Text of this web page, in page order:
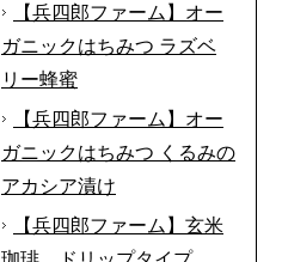
【兵四郎ファーム】オー
ガニックはちみつ ラズベ
リー蜂蜜
【兵四郎ファーム】オー
ガニックはちみつ くるみの
アカシア漬け
【兵四郎ファーム】玄米